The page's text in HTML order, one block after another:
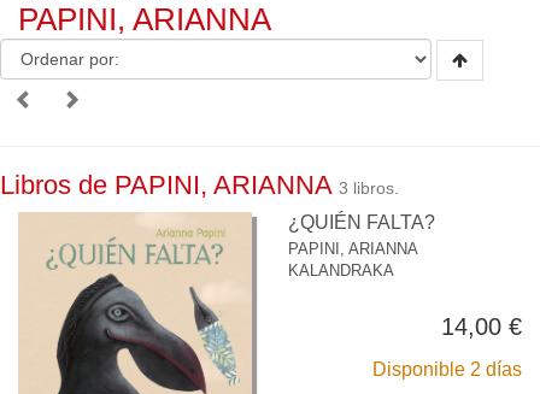
PAPINI, ARIANNA
Libros de PAPINI, ARIANNA 3 libros.
¿QUIÉN FALTA?
PAPINI, ARIANNA
KALANDRAKA
14,00 €
Disponible 2 días